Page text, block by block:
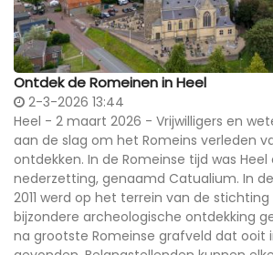
Ontdek de Romeinen in Heel
2-3-2026 13:44
Heel - 2 maart 2026 - Vrijwilligers en
aan de slag om het Romeins verleden
ontdekken. In de Romeinse tijd was
nederzetting, genaamd Catualium. In
2011 werd op het terrein van de
bijzondere archeologische ontdekking
na grootste Romeinse grafveld dat ooit